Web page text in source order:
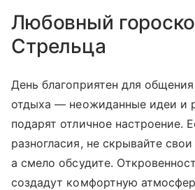
Любовный
Стрельца
День благоприятен для
отдыха — неожиданные идеи и
подарят отличное настроение.
разногласия, не скрывайте
а смело обсудите.
создадут комфортную